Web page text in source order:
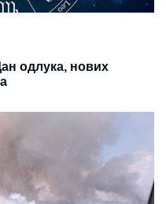
одлука, нових